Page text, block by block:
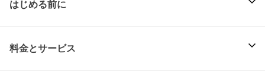
はじめる前に
料金とサービス